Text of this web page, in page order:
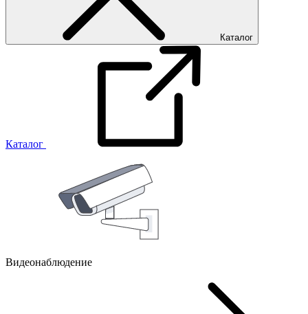
Каталог
Каталог
Видеонаблюдение